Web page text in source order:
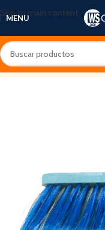
Skip to main content
MENU